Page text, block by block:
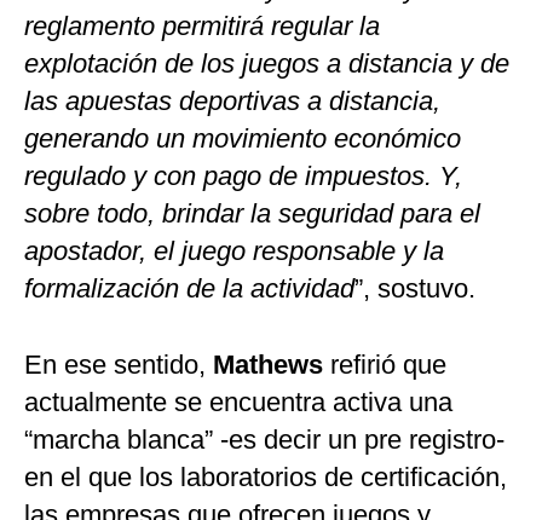
reglamento permitirá regular la
explotación de los juegos a distancia y de
las apuestas deportivas a distancia,
generando un movimiento económico
regulado y con pago de impuestos. Y,
sobre todo, brindar la seguridad para el
apostador, el juego responsable y la
formalización de la actividad”, sostuvo.
En ese sentido, Mathews refirió que
actualmente se encuentra activa una
“marcha blanca” -es decir un pre registro-
en el que los laboratorios de certificación,